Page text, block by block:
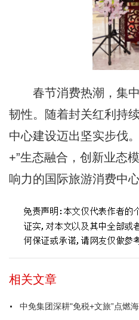
春节消费热潮，集
韧性。随着封关红利持
中心建设迈出坚实步伐
+”生态融合，创新业态
响力的国际旅游消费中
相关文章
中免集团深耕"免税+文旅”点燃